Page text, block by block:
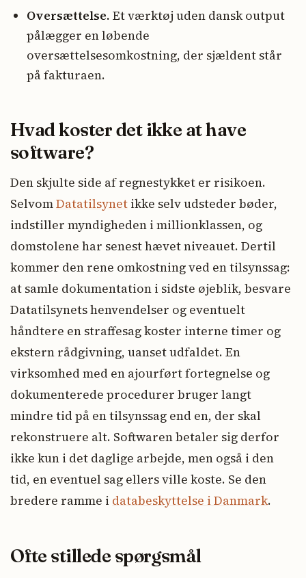
Oversættelse. Et værktøj uden dansk output
pålægger en løbende
oversættelsesomkostning, der sjældent står
på fakturaen.
Hvad koster det ikke at have
software?
Den skjulte side af regnestykket er risikoen.
SelvomDatatilsynet ikke selv udsteder bøder,
indstiller myndigheden i millionklassen, og
domstolene har senest hævet niveauet. Dertil
kommer den rene omkostning ved en tilsynssag:
at samle dokumentation i sidste øjeblik, besvare
Datatilsynets henvendelser og eventuelt
håndtere en straffesag koster interne timer og
ekstern rådgivning, uanset udfaldet. En
virksomhed med en ajourført fortegnelse og
dokumenterede procedurer bruger langt
mindre tid på en tilsynssag end en, der skal
rekonstruere alt. Softwaren betaler sig derfor
ikke kun i det daglige arbejde, men også i den
tid, en eventuel sag ellers ville koste. Se den
bredere ramme i databeskyttelse i Danmark.
Ofte stillede spørgsmål